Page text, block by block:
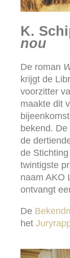
K.
nou
De roman
krijgt de
voorzitter
maakte dit
bekend.
de
de
twintigste
naam AKO
ontvangt
De
het